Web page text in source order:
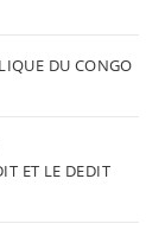
DU CONGO
ET LE DEDIT